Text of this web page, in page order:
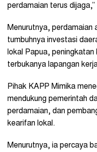
perdamaian terus dijaga,”
Menurutnya, perdamaian
tumbuhnya investasi
lokal Papua,
terbukanya lapangan
Pihak KAPP Mimika
mendukung pemerintah
perdamaian, dan
kearifan lokal.
Menurutnya, ia percaya